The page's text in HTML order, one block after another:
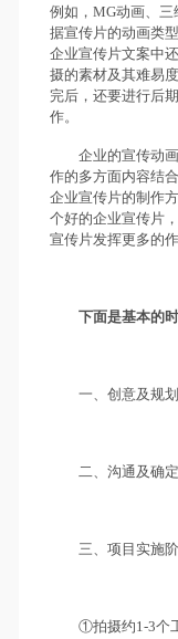
例如，MG动画、三
据宣传片的动画类
企业宣传片文案中
摄的素材及其难易
完后，还要进行后
作。
企业的宣传动
作的多方面内容结
企业宣传片的制作
个好的企业宣传片
宣传片发挥更多的
下面是基本的
一、创意及规
二、沟通及确
三、项目实施阶
①拍摄约1-3个